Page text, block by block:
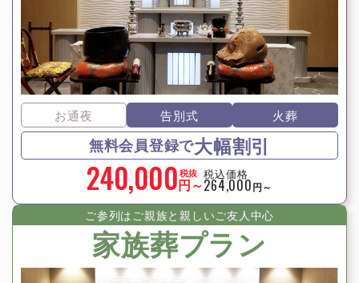
お通夜 告別式 火葬
無料会員登録で大幅割引
240,000 税抜
円～
税込価格
264,000円～
ご参列はご親族と親しいご友⼈中⼼
家族葬プラン